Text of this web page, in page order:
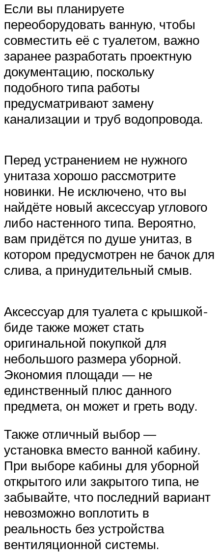
Если вы планируете
переоборудовать ванную, чтобы
совместить её с туалетом, важно
заранее разработать проектную
документацию, поскольку
подобного типа работы
предусматривают замену
канализации и труб водопровода.
Перед устранением не нужного
унитаза хорошо рассмотрите
новинки. Не исключено, что вы
найдёте новый аксессуар углового
либо настенного типа. Вероятно,
вам придётся по душе унитаз, в
котором предусмотрен не бачок для
слива, а принудительный смыв.
Аксессуар для туалета с крышкой-
биде также может стать
оригинальной покупкой для
небольшого размера уборной.
Экономия площади — не
единственный плюс данного
предмета, он может и греть воду.
Также отличный выбор —
установка вместо ванной кабину.
При выборе кабины для уборной
открытого или закрытого типа, не
забывайте, что последний вариант
невозможно воплотить в
реальность без устройства
вентиляционной системы.